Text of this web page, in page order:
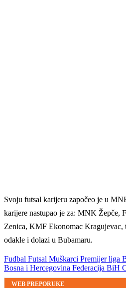
Svoju futsal karijeru započeo je u
karijere nastupao je za: MNK Žepče,
Zenica, KMF Ekonomac Kragujevac,
odakle i dolazi u Bubamaru.
Fudbal Futsal Muškarci Premijer liga
Bosna i Hercegovina Federacija BiH
WEB PREPORUKE